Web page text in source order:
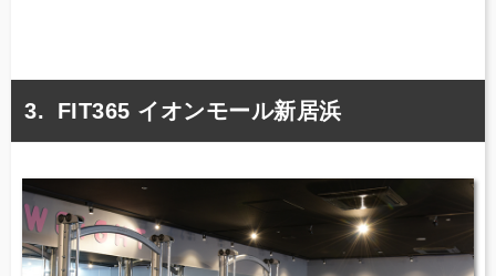
FIT365 イオンモール新居浜